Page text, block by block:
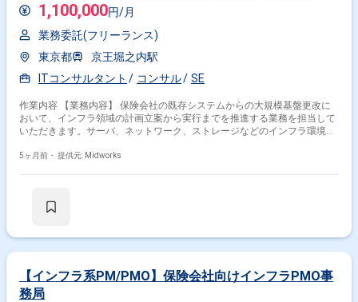
1,100,000円/月
業務委託(フリーランス)
東京都
京王堀之内駅
ITコンサルタント
コンサル SE
作業内容 【業務内容】 保険会社の既存システムからの大規模基盤更改に
おいて、インフラ領域の計画立案から実行までを推進する業務を担当して
いただきます。サーバ、ネットワーク、ストレージなどのインフラ環境構
容】 ・インフラ環境全体の計画立案と設計 ・データ移行計画の策定と実
5ヶ月前・ 提供元: Midworks
【インフラ系PM/PMO】保険会社向けインフラPMO事
務局